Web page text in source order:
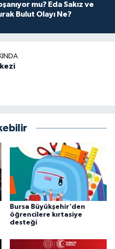
mu? Eda Sakız ve
Bulut Olayı Ne?
Bursa Büyükşehir'den
öğrencilere kırtasiye
desteği